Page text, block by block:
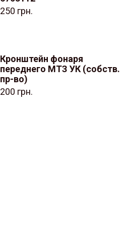
250 грн.
Кронштейн фонаря
переднего МТЗ УК (собств.
пр-во)
200 грн.